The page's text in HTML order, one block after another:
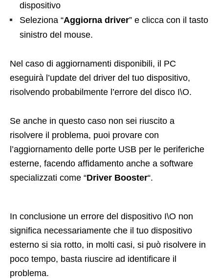
dispositivo
Seleziona “Aggiorna driver” e clicca con il tasto
sinistro del mouse.
Nel caso di aggiornamenti disponibili, il PC
eseguirà l’update del driver del tuo dispositivo,
risolvendo probabilmente l’errore del disco I\O.
Se anche in questo caso non sei riuscito a
risolvere il problema, puoi provare con
l’aggiornamento delle porte USB per le periferiche
esterne, facendo affidamento anche a software
specializzati come “Driver Booster“.
In conclusione un errore del dispositivo I\O non
significa necessariamente che il tuo dispositivo
esterno si sia rotto, in molti casi, si può risolvere in
poco tempo, basta riuscire ad identificare il
problema.